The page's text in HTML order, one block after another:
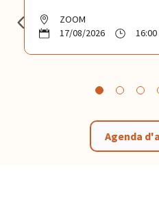
ZOOM
17/08/2026
16:00
Agenda